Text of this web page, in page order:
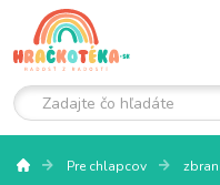
Pre chlapcov